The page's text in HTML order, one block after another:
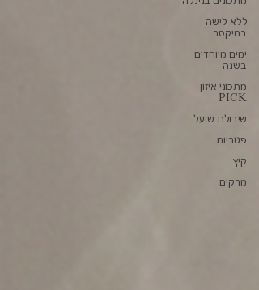
ללא לישה
במיקסר
ימים מיוחדים
בשנה
מתכוני איזון
PICK
שיבולת שועל
פטריות
קיץ
מרקים